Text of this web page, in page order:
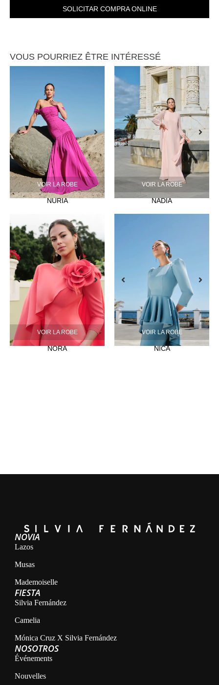
SOLICITAR COMPRA ONLINE
VOUS POURRIEZ ÊTRE INTÉRESSÉ
VOIR LA ROBE
NURIA
VOIR LA ROBE
NADIA
VOIR LA ROBE
NORA
VOIR LA ROBE
NICA
NOVIA
Lazos
Musas
Mademoiselle
FIESTA
Silvia Fernández
Camelia
Mónica Cruz X Silvia Fernández
NOSOTROS
Événements
Nouvelles